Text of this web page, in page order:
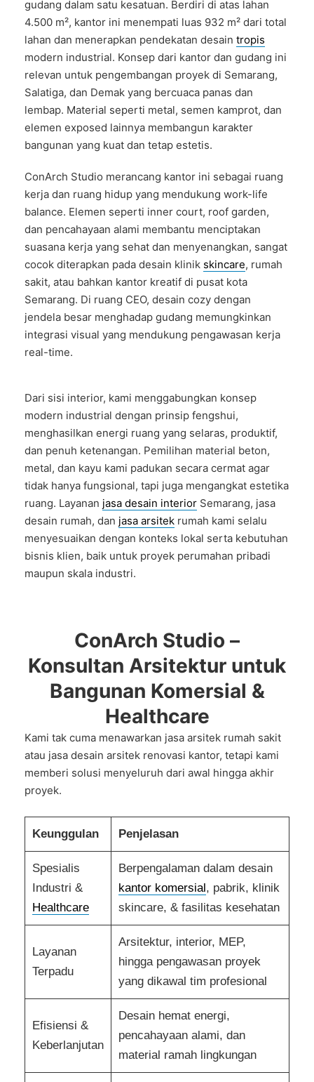
gudang dalam satu kesatuan. Berdiri di atas lahan
4.500 m², kantor ini menempati luas 932 m² dari total
lahan dan menerapkan pendekatan desain tropis
modern industrial. Konsep dari kantor dan gudang ini
relevan untuk pengembangan proyek di Semarang,
Salatiga, dan Demak yang bercuaca panas dan
lembap. Material seperti metal, semen kamprot, dan
elemen exposed lainnya membangun karakter
bangunan yang kuat dan tetap estetis.
ConArch Studio merancang kantor ini sebagai ruang
kerja dan ruang hidup yang mendukung work-life
balance. Elemen seperti inner court, roof garden,
dan pencahayaan alami membantu menciptakan
suasana kerja yang sehat dan menyenangkan, sangat
cocok diterapkan pada desain klinik skincare, rumah
sakit, atau bahkan kantor kreatif di pusat kota
Semarang. Di ruang CEO, desain cozy dengan
jendela besar menghadap gudang memungkinkan
integrasi visual yang mendukung pengawasan kerja
real-time.
Dari sisi interior, kami menggabungkan konsep
modern industrial dengan prinsip fengshui,
menghasilkan energi ruang yang selaras, produktif,
dan penuh ketenangan. Pemilihan material beton,
metal, dan kayu kami padukan secara cermat agar
tidak hanya fungsional, tapi juga mengangkat estetika
ruang. Layanan jasa desain interior Semarang, jasa
desain rumah, dan jasa arsitek rumah kami selalu
menyesuaikan dengan konteks lokal serta kebutuhan
bisnis klien, baik untuk proyek perumahan pribadi
maupun skala industri.
ConArch Studio –
Konsultan Arsitektur untuk
Bangunan Komersial &
Healthcare
Kami tak cuma menawarkan jasa arsitek rumah sakit
atau jasa desain arsitek renovasi kantor, tetapi kami
memberi solusi menyeluruh dari awal hingga akhir
proyek.
Keunggulan Penjelasan
Spesialis
Industri &
Healthcare
Berpengalaman dalam desain
kantor komersial , pabrik, klinik
skincare, & fasilitas kesehatan
Layanan
Terpadu
Arsitektur, interior, MEP,
hingga pengawasan proyek
yang dikawal tim profesional
Efisiensi &
Keberlanjutan
Desain hemat energi,
pencahayaan alami, dan
material ramah lingkungan